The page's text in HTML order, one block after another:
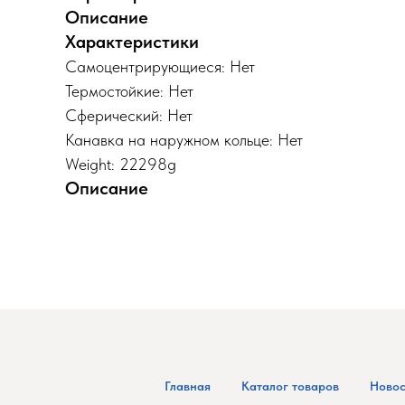
Описание
Характеристики
Самоцентрирующиеся: Нет
Термостойкие: Нет
Сферический: Нет
Канавка на наружном кольце: Нет
Weight: 22298g
Описание
Главная Каталог товаров